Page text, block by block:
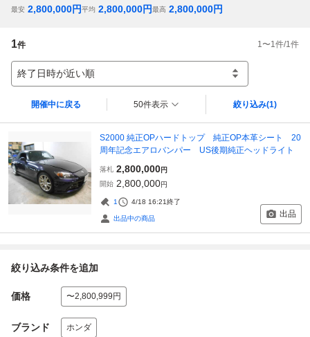
最安 2,800,000円平均 2,800,000円最高 2,800,000円
1件 1 〜1 件/1 件
終了日時が近い順
開催中に戻る 50件表示 絞り込み(1)
S2000 純正OPハードトップ 純正OP本革シート 20
周年記念エアロバンパー US後期純正ヘッドライト
落札 2,800,000円
開始 2,800,000円
1 4/18 16:21終了
出品中の商品 出品
絞り込み条件を追加
価格 〜2,800,999円
ブランド ホンダ